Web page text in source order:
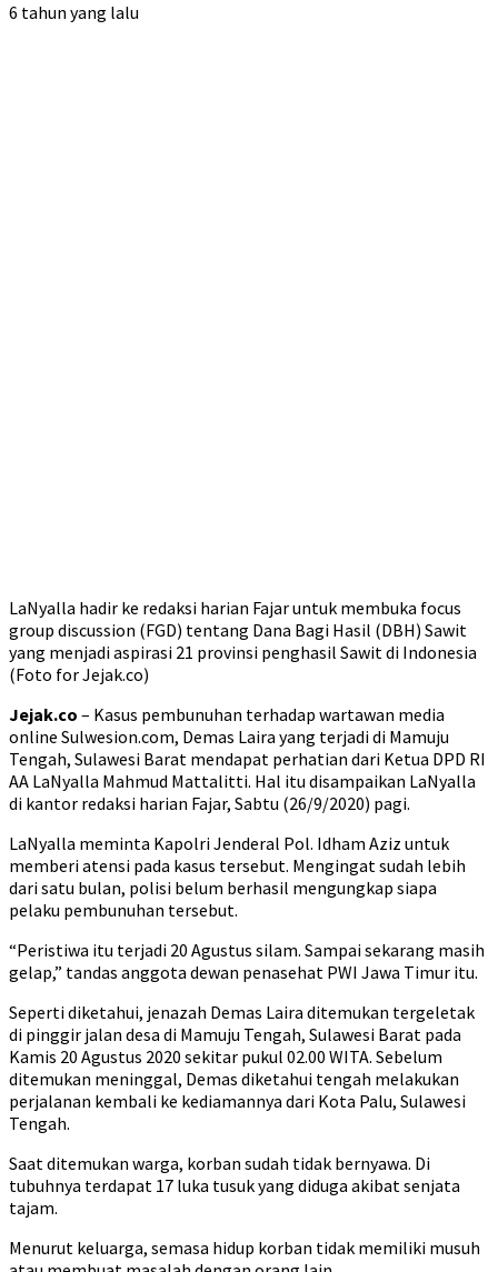
6 tahun yang lalu
LaNyalla hadir ke redaksi harian Fajar untuk membuka focus
group discussion (FGD) tentang Dana Bagi Hasil (DBH) Sawit
yang menjadi aspirasi 21 provinsi penghasil Sawit di Indonesia
(Foto for Jejak.co)
Jejak.co – Kasus pembunuhan terhadap wartawan media
online Sulwesion.com, Demas Laira yang terjadi di Mamuju
Tengah, Sulawesi Barat mendapat perhatian dari Ketua DPD RI
AA LaNyalla Mahmud Mattalitti. Hal itu disampaikan LaNyalla
di kantor redaksi harian Fajar, Sabtu (26/9/2020) pagi.
LaNyalla meminta Kapolri Jenderal Pol. Idham Aziz untuk
memberi atensi pada kasus tersebut. Mengingat sudah lebih
dari satu bulan, polisi belum berhasil mengungkap siapa
pelaku pembunuhan tersebut.
“Peristiwa itu terjadi 20 Agustus silam. Sampai sekarang masih
gelap,” tandas anggota dewan penasehat PWI Jawa Timur itu.
Seperti diketahui, jenazah Demas Laira ditemukan tergeletak
di pinggir jalan desa di Mamuju Tengah, Sulawesi Barat pada
Kamis 20 Agustus 2020 sekitar pukul 02.00 WITA. Sebelum
ditemukan meninggal, Demas diketahui tengah melakukan
perjalanan kembali ke kediamannya dari Kota Palu, Sulawesi
Tengah.
Saat ditemukan warga, korban sudah tidak bernyawa. Di
tubuhnya terdapat 17 luka tusuk yang diduga akibat senjata
tajam.
Menurut keluarga, semasa hidup korban tidak memiliki musuh